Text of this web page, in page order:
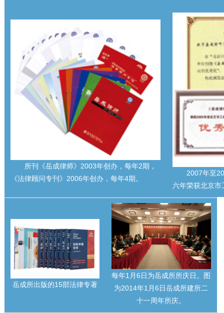
所刊《岳成律师》2003年创办，每年2期，
《法律顾问专刊》2006年创办，每年4期。
2007年至
六年荣获北京市
岳成所出版的15部法律专著
每年1月6日为岳成所所庆日。图
为2014年1月6日岳成所建所二
十一周年所庆。